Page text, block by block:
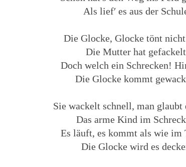
Als lief′ es aus der
Die Glocke, Glocke tönt
Die Mutter hat
Doch welch ein Schrecken!
Die Glocke kommt
Sie wackelt schnell, man glaubt
Das arme Kind im
Es läuft, es kommt als wie im
Die Glocke wird es